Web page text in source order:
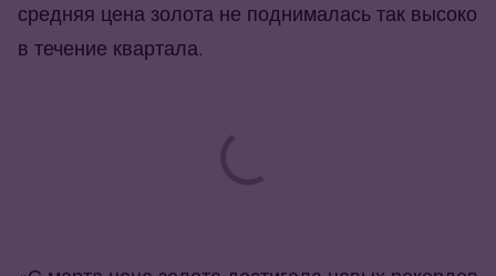
средняя цена золота не поднималась так высоко
в течение квартала.